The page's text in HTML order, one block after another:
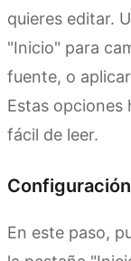
quieres editar.
"Inicio" para
fuente, o
Estas opciones
fácil de leer.
En este paso,